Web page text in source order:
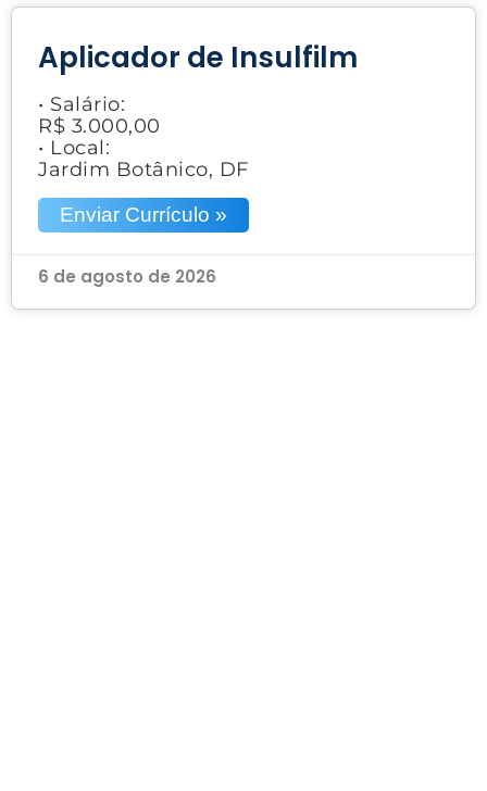
Aplicador de Insulfilm
• Salário:
R$ 3.000,00
• Local:
Jardim Botânico, DF
Enviar Currículo »
6 de agosto de 2026